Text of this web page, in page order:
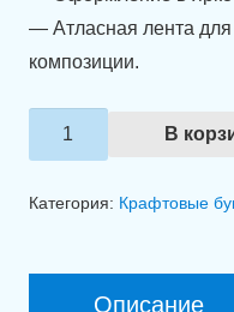
— Атласная лента для
композиции.
Количество
товара
В
Категория: Крафтовые
Описание